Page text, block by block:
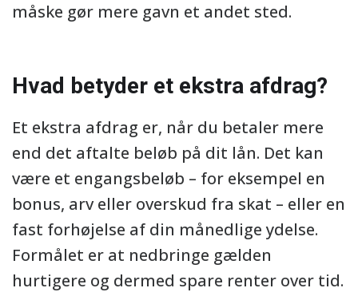
måske gør mere gavn et andet sted.
Hvad betyder et ekstra afdrag?
Et ekstra afdrag er, når du betaler mere
end det aftalte beløb på dit lån. Det kan
være et engangsbeløb – for eksempel en
bonus, arv eller overskud fra skat – eller en
fast forhøjelse af din månedlige ydelse.
Formålet er at nedbringe gælden
hurtigere og dermed spare renter over tid.